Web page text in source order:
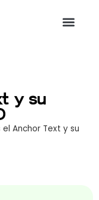
y su
el Anchor Text y su